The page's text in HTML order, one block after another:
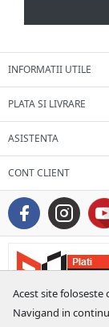
Acest site
Navigand in
INFORMATII UTILE
PLATA SI LIVRARE
ASISTENTA
CONT CLIENT